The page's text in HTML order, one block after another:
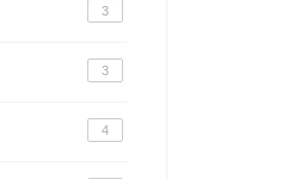
3
3
4